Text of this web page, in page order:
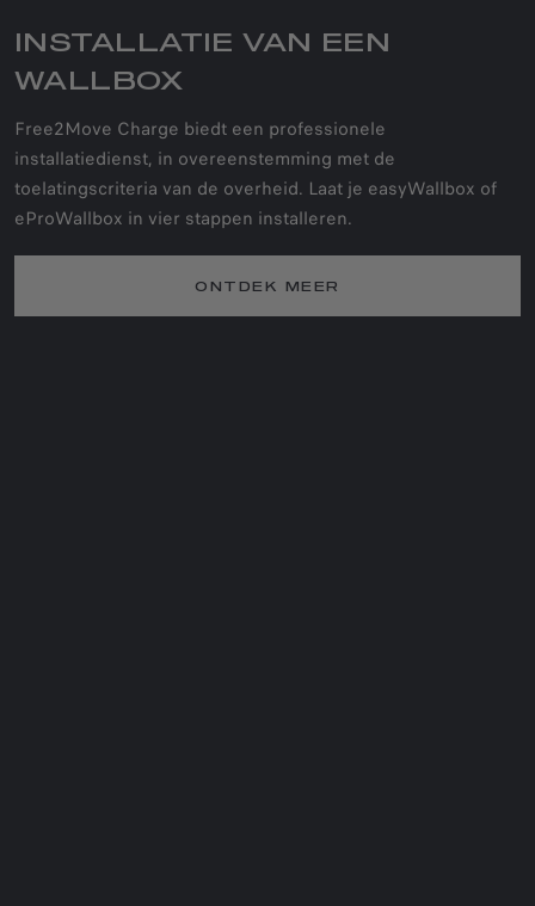
INSTALLATIE VAN EEN
WALLBOX
Free2Move Charge biedt een professionele
installatiedienst, in overeenstemming met de
toelatingscriteria van de overheid. Laat je easyWallbox of
eProWallbox in vier stappen installeren.
ONTDEK MEER